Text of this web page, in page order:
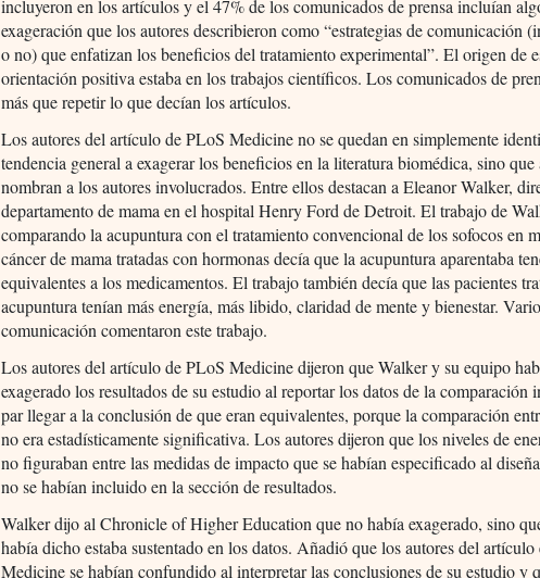
incluyeron en los artículos y el 47% de los comunicados de prensa incluían
exageración que los autores describieron como “estrategias de comunicación
o no) que enfatizan los beneficios del tratamiento experimental”. El origen de
orientación positiva estaba en los trabajos científicos. Los comunicados de
más que repetir lo que decían los artículos.
Los autores del artículo de PLoS Medicine no se quedan en simplemente
tendencia general a exagerar los beneficios en la literatura biomédica, sino que
nombran a los autores involucrados. Entre ellos destacan a Eleanor Walker,
departamento de mama en el hospital Henry Ford de Detroit. El trabajo de
comparando la acupuntura con el tratamiento convencional de los sofocos en
cáncer de mama tratadas con hormonas decía que la acupuntura aparentaba
equivalentes a los medicamentos. El trabajo también decía que las pacientes
acupuntura tenían más energía, más libido, claridad de mente y bienestar.
comunicación comentaron este trabajo.
Los autores del artículo de PLoS Medicine dijeron que Walker y su equipo
exagerado los resultados de su estudio al reportar los datos de la comparación
par llegar a la conclusión de que eran equivalentes, porque la comparación
no era estadísticamente significativa. Los autores dijeron que los niveles de
no figuraban entre las medidas de impacto que se habían especificado al
no se habían incluido en la sección de resultados.
Walker dijo al Chronicle of Higher Education que no había exagerado, sino
había dicho estaba sustentado en los datos. Añadió que los autores del
Medicine se habían confundido al interpretar las conclusiones de su estudio y